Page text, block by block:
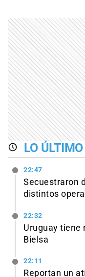
LO ÚLTIMO
22:47
Secuestraron
distintos
22:32
Uruguay tiene
Bielsa
22:11
Reportan un